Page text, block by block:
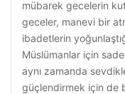
mübarek gecelerin
geceler, manevi bir
ibadetlerin
Müslümanlar için
aynı zamanda
güçlendirmek için de